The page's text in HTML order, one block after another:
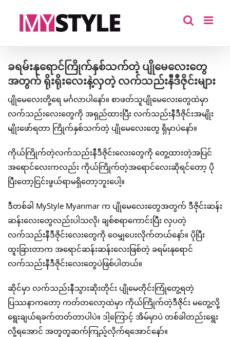
ခရမ်းနုရောင်ကြိုက်နှစ်သက်တဲ့ ပျိုမေလေးတွေ
အတွက် ရိုးရိုးလေးနဲ့လှတဲ့ လက်သည်းနီဒီဇိုင်းများ
ပျိုမေလေးတို့ရေ မင်္ဂလာပါနော်။ စာဖတ်သူပျိုမေလေးတွေထဲမှာ
လက်သည်းလေးတွေကို အရှည်ထားပြီး လက်သည်းနီဒီဇိုင်းအမျိုး
မျိုးဖော်ရတာ ကြိုက်နှစ်သက်တဲ့ ပျိုမေလေးတွေ ရှိမှာပဲနော်။
ကိုယ်ကြိုက်တဲ့လက်သည်းနီဒီဇိုင်းလေးတွေကို တွေ့ထားတဲ့အပြင်
အရောင်လေးကလည်း ကိုယ်ကြိုက်တဲ့အရောင်လေးဆိုရင်တော့ ပို
ပြီးတော့ငြင်းဖွယ်ရာမရှိတော့ဘူးပေါ့။
ဒီတစ်ခါ MyStyle Myanmar က ပျိုမေလေးတွေအတွက် ဒီဇိုင်းဆန်း
ဆန်းလေးတွေလည်းပါသလို၊ ချစ်စရာကောင်းပြီး လှပတဲ့
လက်သည်းနီဒီဇိုင်းလေးတွေကို ဝေမျှပေးလိုက်တယ်နော်။ ပိုပြီး
ထူးခြားတာက အရောင်ဆန်းဆန်းလေးဖြစ်တဲ့ ခရမ်းနုရောင်
လက်သည်းနီဒီဇိုင်းလေးတွေပဲဖြစ်ပါတယ်။
ဆိုင်မှာ လက်သည်းနီသွားဆိုးတိုင်း ပျိုမေတိုင်းကြုံတွေ့ရတဲ့
ပြဿနာကတော့ ကတ်တလော့ထဲမှာ ကိုယ်ကြိုက်တဲ့ဒီဇိုင်း မတွေ့လို့
ရွေးချယ်ရခက်တတ်တာပါပဲ။ ဒါ့ကြောင့် အိမ်မှာပဲ တစ်ခါတည်းရွေး
လို့ရအောင် အတူတူဆက်ကြည့်လိုက်ရအောင်နော်။